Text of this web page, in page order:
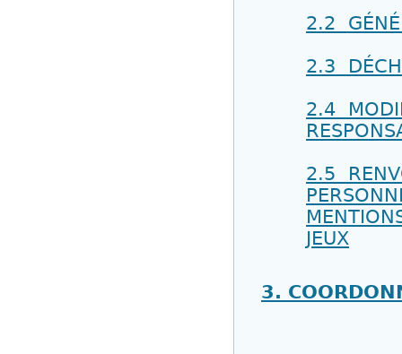
2.2
2.3
2.4
2.5
JEUX
3.